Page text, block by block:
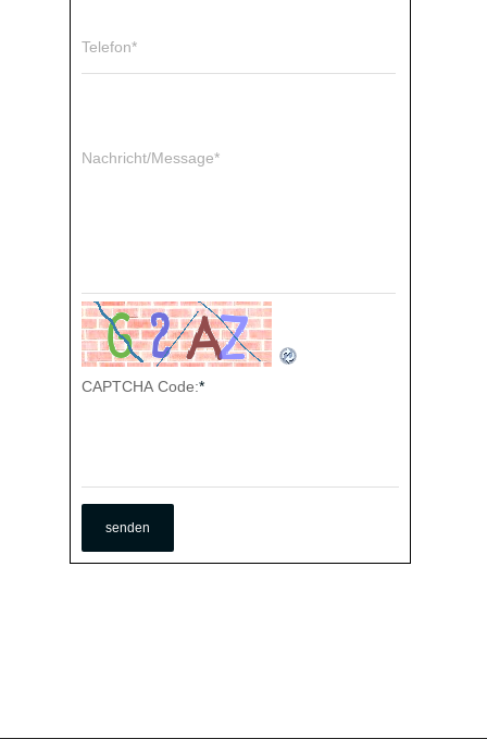
Telefon*
Nachricht/Message*
CAPTCHA Code:*